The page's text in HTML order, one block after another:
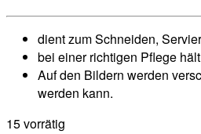
dient zum Schneiden,
bei einer richtigen Pflege
Auf den Bildern werden
werden kann.
15 vorrätig